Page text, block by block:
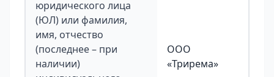
юридического лица
(ЮЛ) или фамилия,
имя, отчество
(последнее – при
наличии)
ООО
«Трирема»